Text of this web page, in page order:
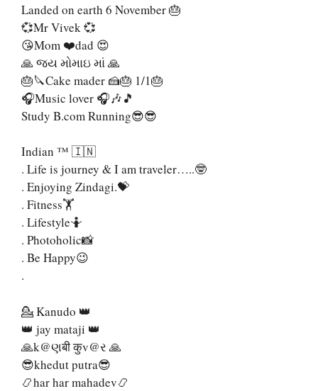
Landed on earth 6 November 🎂
💞Mr Vivek 💞
😘Mom ❤️dad 😍
🙏 જય મોમાઇ માં 🙏
🎂🔪Cake mader 🍰🎂 1/1🎂
🎧Music lover 🎧🎶🎵
Study B.com Running😎😎
Indian ™ 🇮🇳
. Life is journey & I am traveler…..🤓
. Enjoying Zindagi.💝
. Fitness🏋️
. Lifestyle🤷
. Photoholic📸
. Be Happy😉
.
💁 Kanudo 👑
👑 jay mataji 👑
🙏k@ણबी कुv@ર 🙏
😎khedut putra😎
📿har har mahadev📿